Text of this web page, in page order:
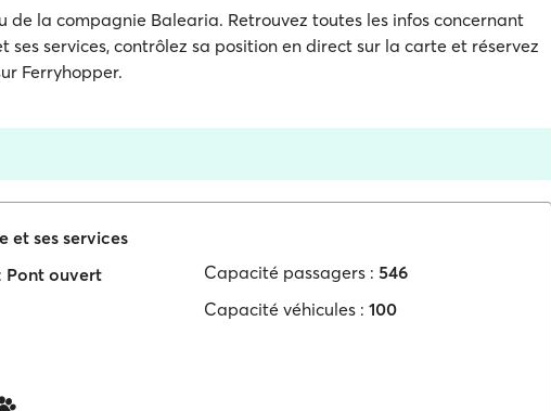
de la compagnie Balearia. Retrouvez toutes les infos concernant
ses services, contrôlez sa position en direct sur la carte et réservez
Ferryhopper.
et ses services
Pont ouvert
Capacité passagers : 546
Capacité véhicules : 100